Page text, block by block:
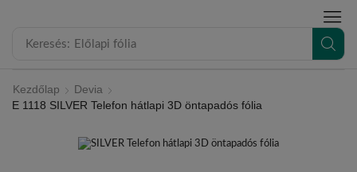
Keresés: Előlapi fólia
Kezdőlap
Devia
E 1118 SILVER Telefon hátlapi 3D öntapadós fólia